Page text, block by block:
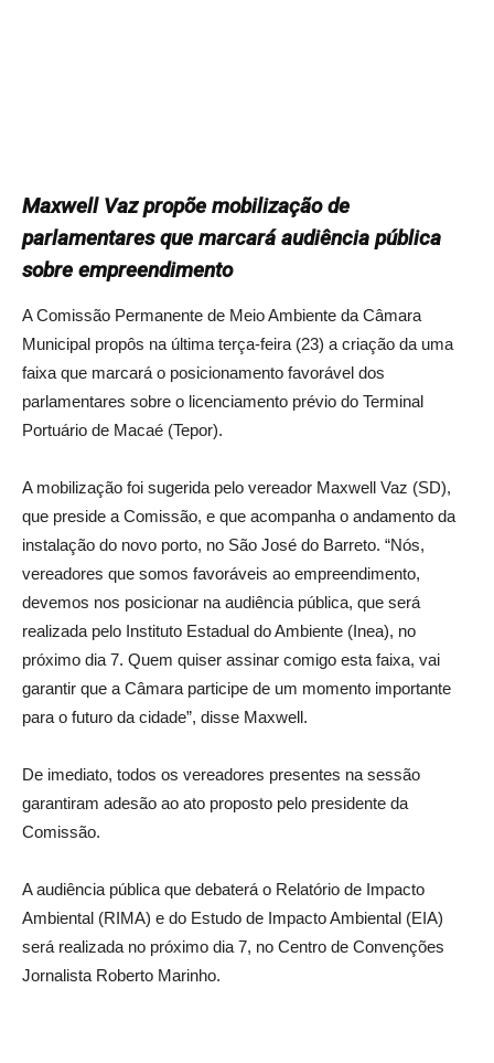
Maxwell Vaz propõe mobilização de
parlamentares que marcará audiência pública
sobre empreendimento
A Comissão Permanente de Meio Ambiente da Câmara
Municipal propôs na última terça-feira (23) a criação da uma
faixa que marcará o posicionamento favorável dos
parlamentares sobre o licenciamento prévio do Terminal
Portuário de Macaé (Tepor).
A mobilização foi sugerida pelo vereador Maxwell Vaz (SD),
que preside a Comissão, e que acompanha o andamento da
instalação do novo porto, no São José do Barreto. “Nós,
vereadores que somos favoráveis ao empreendimento,
devemos nos posicionar na audiência pública, que será
realizada pelo Instituto Estadual do Ambiente (Inea), no
próximo dia 7. Quem quiser assinar comigo esta faixa, vai
garantir que a Câmara participe de um momento importante
para o futuro da cidade”, disse Maxwell.
De imediato, todos os vereadores presentes na sessão
garantiram adesão ao ato proposto pelo presidente da
Comissão.
A audiência pública que debaterá o Relatório de Impacto
Ambiental (RIMA) e do Estudo de Impacto Ambiental (EIA)
será realizada no próximo dia 7, no Centro de Convenções
Jornalista Roberto Marinho.